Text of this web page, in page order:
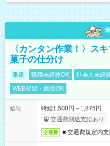
〈カンタン作業！〉ス
菓子の仕分け
派遣 職種未経験OK 社会人未経
WEB登録・面接OK
給与
時給1,500円～1,875円
交通費別途支給あり
交通費 ■ 交通費規定内